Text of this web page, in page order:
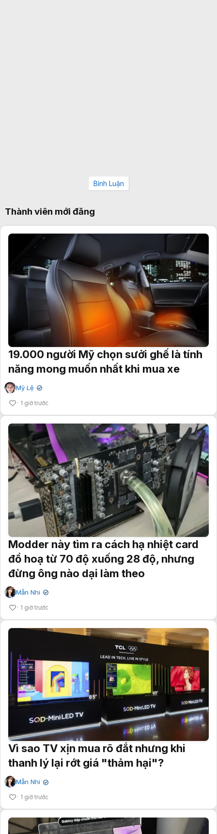
Bình Luận
Thành viên mới đăng
19.000 người Mỹ chọn sưởi ghế là tính
năng mong muốn nhất khi mua xe
Mỹ Lệ ✔
1 giờ trước
Modder này tìm ra cách hạ nhiệt card
đồ hoạ từ 70 độ xuống 28 độ, nhưng
đừng ông nào dại làm theo
Mẫn Nhi ✔
1 giờ trước
Vì sao TV xịn mua rõ đắt nhưng khi
thanh lý lại rớt giá "thảm hại"?
Mẫn Nhi ✔
1 giờ trước